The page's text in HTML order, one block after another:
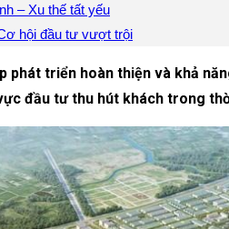
– Xu thế tất yếu
hội đầu tư vượt trội
phát triển hoàn thiện và khả
đầu tư thu hút khách trong